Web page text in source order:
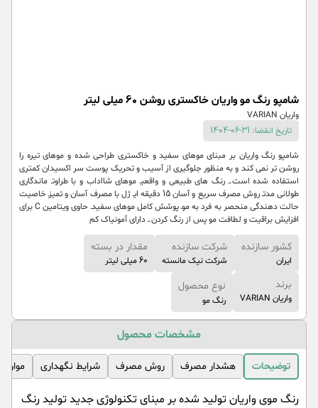
شامپو رنگ مو واریان خاکستری روشن 60 میلی لیتر
واریان VARIAN
تاریخ انقضا: 31-06-1404
شامپو رنگ واریان بر مبنای موهای سفید و خاکستری طراحی شده و موهای تیره را
روشن تر نمی کند و به منظور جلوگیری از آسیب و تحریک پوست سر اکسیدان کمتری
استفاده شده است.ـ رنگ های طبیعی و واقعیـ موهای شااداب و با طراوتـ ماندگاری
طولانی مدتـ روش مصرف سریع و آسان 15 دقیقه ایـ ژل با مصرف آسان و تمیزـ خاصیت
حالت دهندگی منحصر به فرد به موـ پوشش کامل موهای سفیدـ حاوی ویتامین C برای
افزایش براقیت و لطافت مو پس از رنگ کردن.ـ دارای آمونیاک کم
کشور سازنده
ایران
شرکت سازنده
شرکت نیک مانسته
مقدار در بسته
60 میلی لیتر
برند
واریان VARIAN
نوع محصول
رنگ مو
مشخصات محصول
توضیحات هشدار مصرف روش مصرف شرایط نگهداری
رنگ موی واریان تولید شده بر مبنای تکنولوژی جدید تولید رنگ